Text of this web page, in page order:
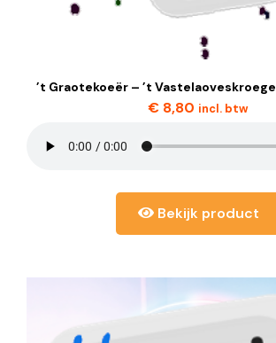
’t Graotekoeër – ’t
€ 8,80 incl. btw
Bekijk product